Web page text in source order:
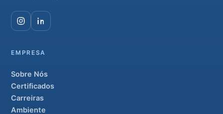
EMPRESA
Sobre Nós
Certificados
Carreiras
Ambiente